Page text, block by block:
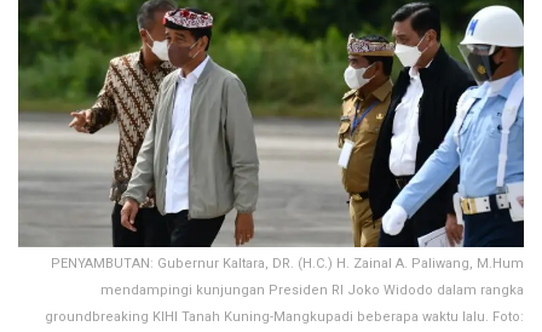
PENYAMBUTAN: Gubernur Kaltara, DR. (H.C.) H. Zainal A. Paliwang, M.Hum
mendampingi kunjungan Presiden RI Joko Widodo dalam rangka
groundbreaking KIHI Tanah Kuning-Mangkupadi beberapa waktu lalu. Foto: